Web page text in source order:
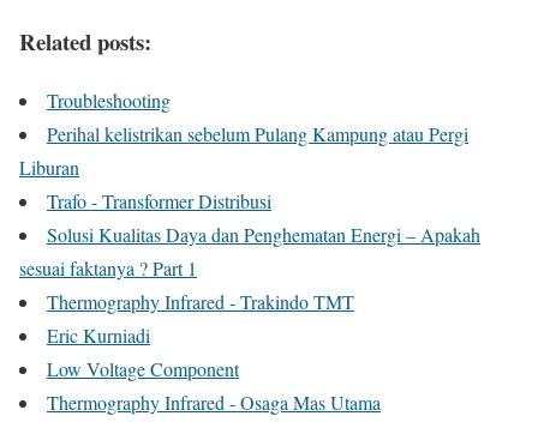
Related posts:
Troubleshooting
Perihal kelistrikan sebelum Pulang Kampung atau Pergi
Liburan
Trafo - Transformer Distribusi
Solusi Kualitas Daya dan Penghematan Energi – Apakah
sesuai faktanya ? Part 1
Thermography Infrared - Trakindo TMT
Eric Kurniadi
Low Voltage Component
Thermography Infrared - Osaga Mas Utama